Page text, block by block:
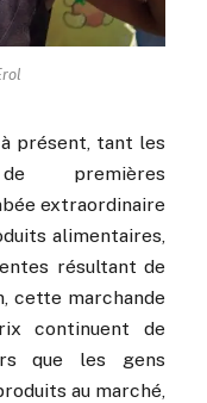
présent, tant les
premières
extraordinaire
alimentaires,
résultant de
cette marchande
continuent de
que les gens
au marché,